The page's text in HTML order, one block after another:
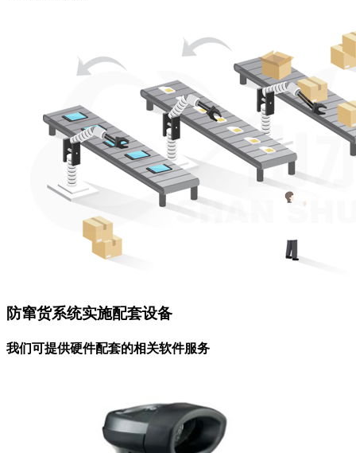
防窜货系统实施配套设备
我们可提供硬件配套的相关软件服务